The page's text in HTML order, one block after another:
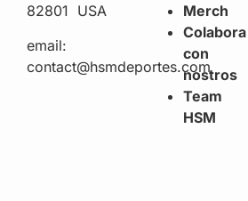
82801 USA
email:
contact@hsmdeportes.com
Merch
Colabora
con
nostros
Team
HSM